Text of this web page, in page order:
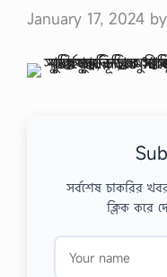
January 17, 2024 by
সর্বশেষ চাকরির
ক্লিক করে